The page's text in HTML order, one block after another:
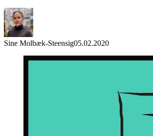
Sine Molbæk-Steensig05.02.2020